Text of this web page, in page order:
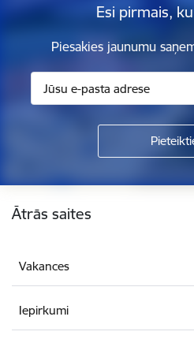
Esi pirmais,
Piesakies jaunumu
Ātrās saites
Vakances
Iepirkumi